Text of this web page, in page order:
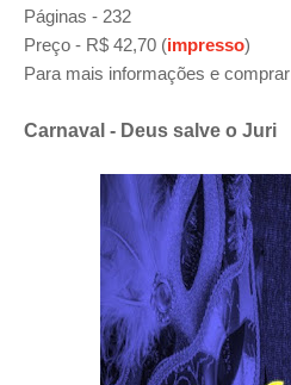
Páginas - 232
Preço - R$ 42,70 (impresso)
Para mais informações e comprar
Carnaval - Deus salve o Juri